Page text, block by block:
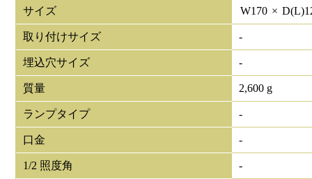
サイズ W170 × D(L)
取り付けサイズ -
埋込穴サイズ -
質量 2,600 g
ランプタイプ -
口金 -
1/2 照度角 -